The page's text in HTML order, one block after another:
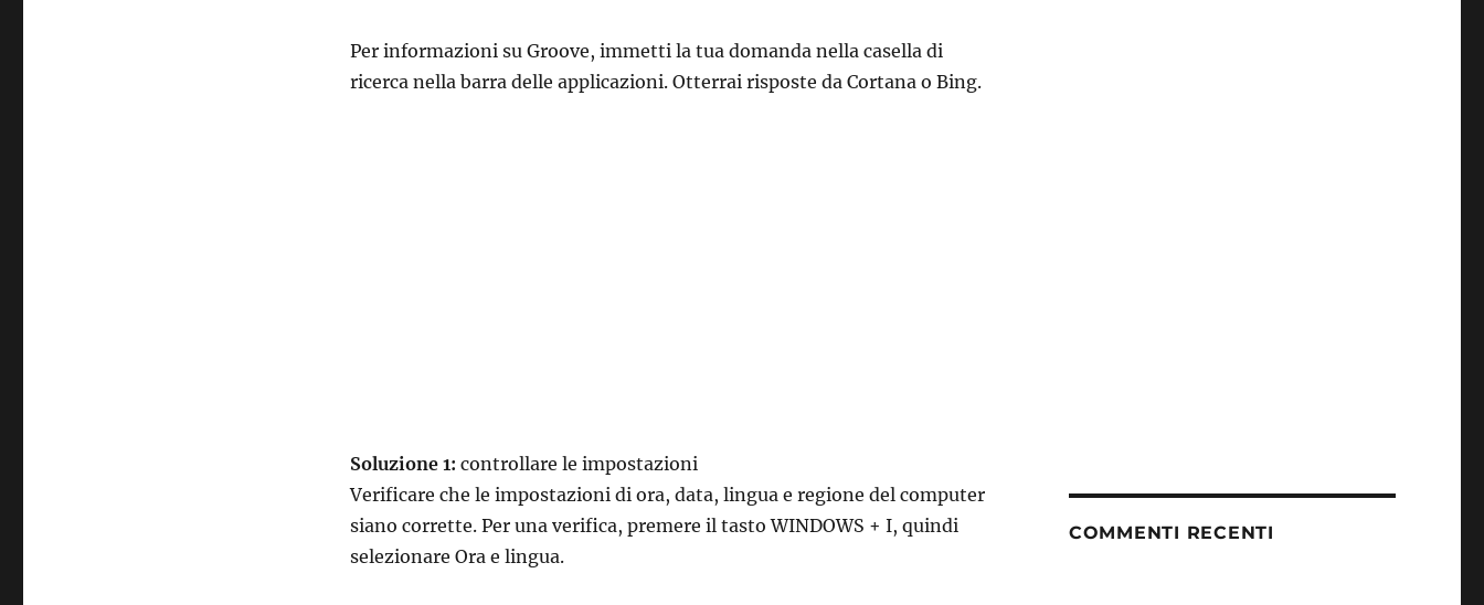
Per informazioni su Groove, immetti la tua domanda nella casella di
ricerca nella barra delle applicazioni. Otterrai risposte da Cortana o Bing.
Soluzione 1: controllare le impostazioni
Verificare che le impostazioni di ora, data, lingua e regione del computer
siano corrette. Per una verifica, premere il tasto WINDOWS + I, quindi
selezionare Ora e lingua.
COMMENTI RECENTI